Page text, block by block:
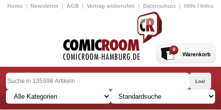
Home | Newsletter | AGB | Vertrag widerrufen | Datenschutz | Hilfe / Infos
0